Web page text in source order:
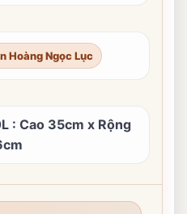
Hoàng Ngọc Lục
: Cao 35cm x Rộng